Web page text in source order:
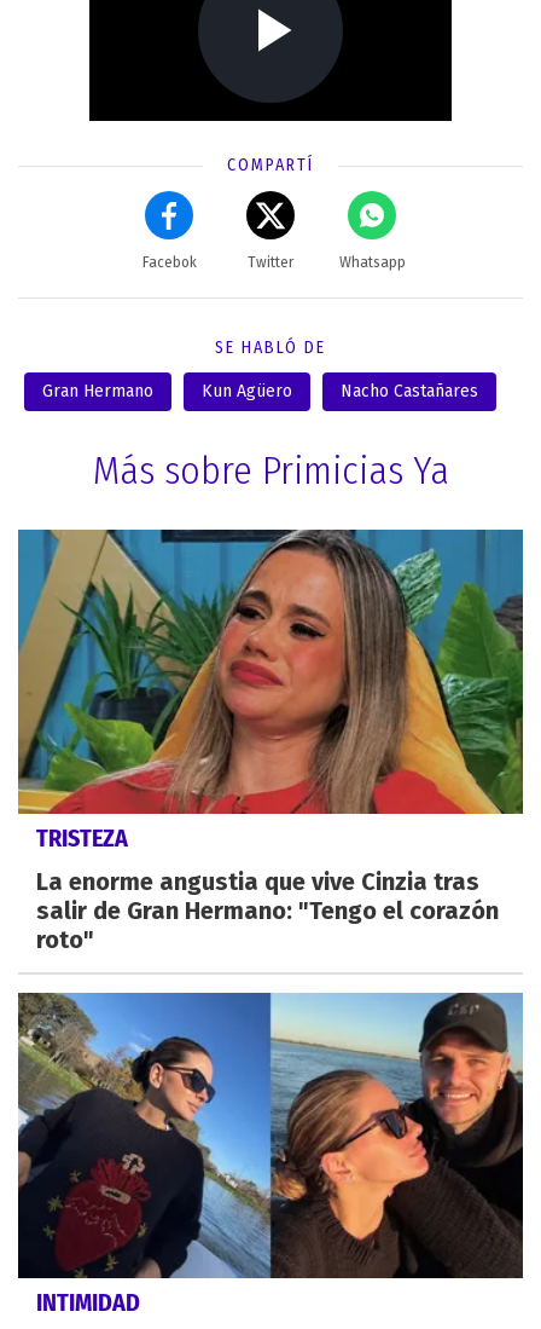
COMPARTÍ
Facebok Twitter Whatsapp
SE HABLÓ DE
Gran Hermano Kun Agüero Nacho Castañares
Más sobre Primicias Ya
TRISTEZA
La enorme angustia que vive Cinzia tras
salir de Gran Hermano: "Tengo el corazón
roto"
INTIMIDAD